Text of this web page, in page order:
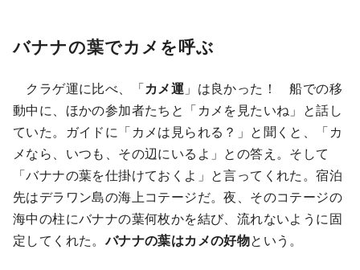
バナナの葉でカメを呼ぶ
クラゲ運に比べ、「カメ運 」は良かった！ 船での移
動中に、ほかの参加者たちと「カメを見たいね」と話し
ていた。ガイドに「カメは見られる？」と聞くと、「カ
メなら、いつも、その辺にいるよ」との答え。そして
「バナナの葉を仕掛けておくよ」と言ってくれた。宿泊
先はデラワン島の海上コテージだ。夜、そのコテージの
海中の柱にバナナの葉何枚かを結び、流れないように固
定してくれた。バナナの葉はカメの好物という。